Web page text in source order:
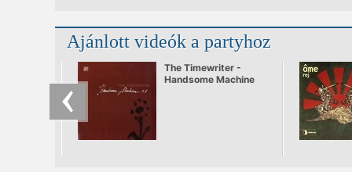
Ajánlott videók a partyhoz
The Timewriter -
Handsome Machine